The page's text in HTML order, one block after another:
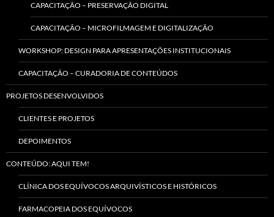
CAPACITAÇÃO – PRESERVAÇÃO DIGITAL
CAPACITAÇÃO – MICROFILMAGEM E DIGITALIZAÇÃO
WORKSHOP: DESIGN PARA APRESENTAÇÕES INSTITUCIONAIS
CAPACITAÇÃO – CURADORIA DE CONTEÚDOS
PROJETOS DESENVOLVIDOS
CLIENTES E PROJETOS
DEPOIMENTOS
CONTEÚDO: AQUI TEM!
CLÍNICA DOS EQUÍVOCOS ARQUIVÍSTICOS E HISTÓRICOS
FARMACOPEIA DOS EQUÍVOCOS